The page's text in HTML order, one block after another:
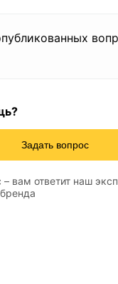
Задать вопрос
– вам ответит наш